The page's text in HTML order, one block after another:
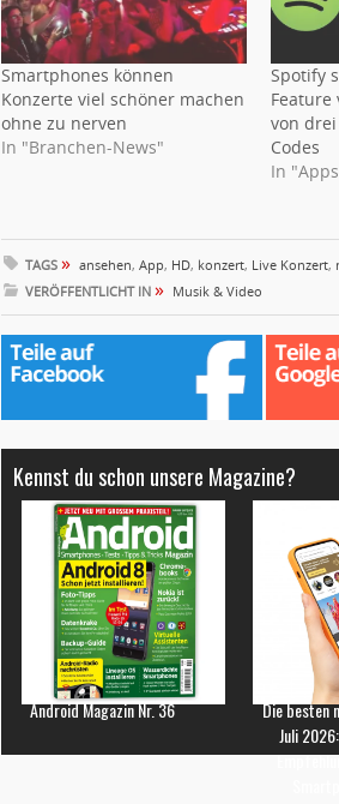
Smartphones können
Konzerte viel schöner machen
ohne zu nerven
In "Branchen-News"
Spotify
Feature
von
Codes
In
TAGS » ansehen, App, HD, konzert, Live Konzert,
VERÖFFENTLICHT IN » Musik & Video
Kennst du schon unsere Magazine?
Android Magazin Nr. 36
Die besten
Juli